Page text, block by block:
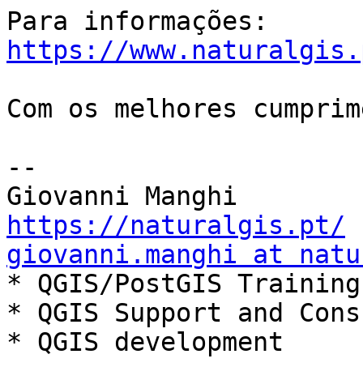
https://
Com os melhores
--
https://naturalgis.pt/
giovanni.manghi at
* QGIS/PostGIS Training
* QGIS Support and
* QGIS development